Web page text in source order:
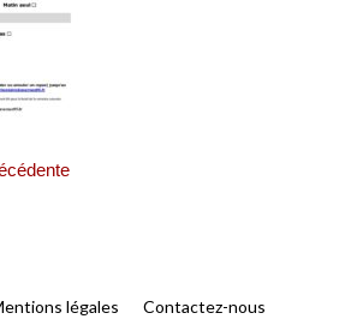
légales
Contactez-nous